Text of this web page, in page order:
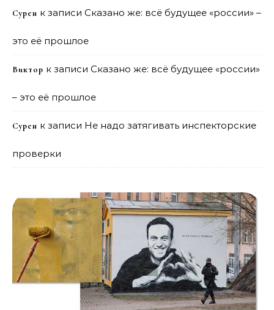
Сурен к записи Сказано же: всё будущее «россии» –
это её прошлое
Виктор к записи Сказано же: всё будущее «россии»
– это её прошлое
Сурен к записи Не надо затягивать инспекторские
проверки